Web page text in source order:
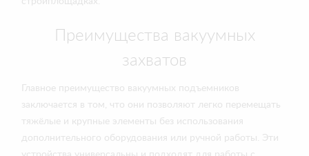
Преимущества вакуумных
захватов
Главное преимущество вакуумных подъемников
заключается в том, что они позволяют легко перемещать
тяжёлые и крупные элементы без использования
дополнительного оборудования или ручной работы. Эти